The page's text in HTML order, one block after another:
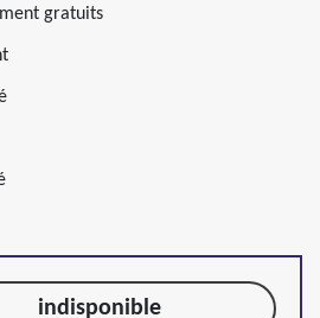
gratuits
indisponible